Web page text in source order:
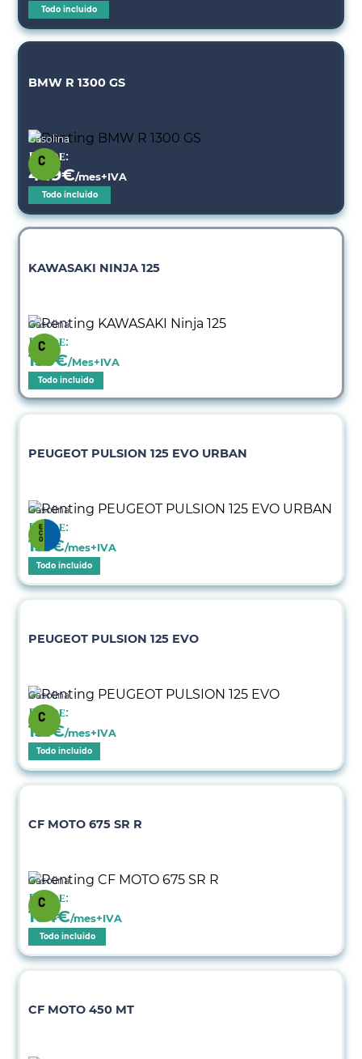
Todo incluido
BMW R 1300 GS
Gasolina
Desde:
449€/mes+IVA
Todo incluido
KAWASAKI NINJA 125
Gasolina
Desde:
155€/Mes+IVA
Todo incluido
PEUGEOT PULSION 125 EVO URBAN
Gasolina
Desde:
131€/mes+IVA
Todo incluido
PEUGEOT PULSION 125 EVO
Gasolina
Desde:
131€/mes+IVA
Todo incluido
CF MOTO 675 SR R
Gasolina
Desde:
164€/mes+IVA
Todo incluido
CF MOTO 450 MT